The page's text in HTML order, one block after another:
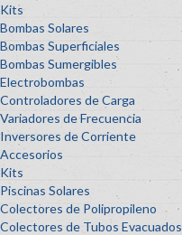
Kits
Bombas Solares
Bombas Superficiales
Bombas Sumergibles
Electrobombas
Controladores de Carga
Variadores de Frecuencia
Inversores de Corriente
Accesorios
Kits
Piscinas Solares
Colectores de Polipropileno
Colectores de Tubos Evacuados